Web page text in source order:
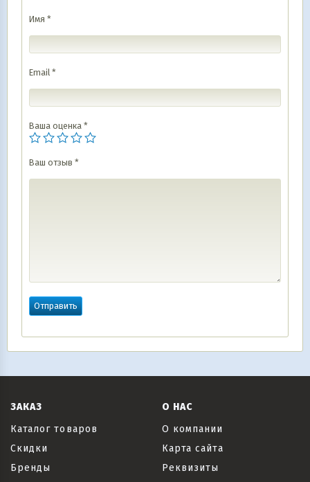
Имя *
Email *
Ваша оценка *
Ваш отзыв *
ЗАКАЗ
Каталог товаров
Скидки
Бренды
О НАС
О компании
Карта сайта
Реквизиты